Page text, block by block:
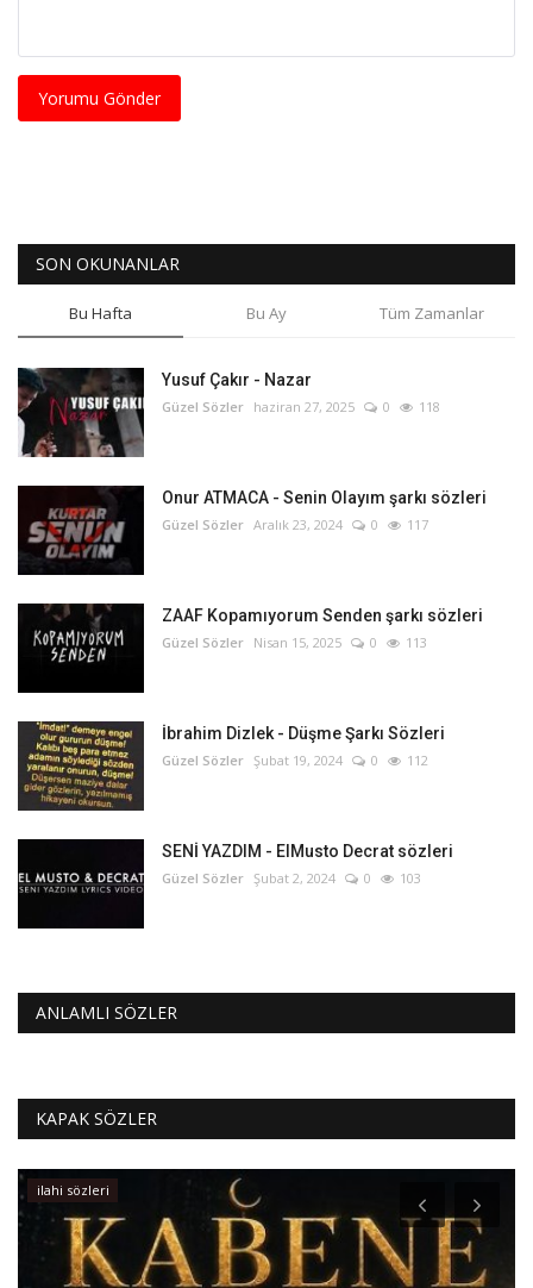
Yorumu Gönder
SON OKUNANLAR
Bu Hafta Bu Ay Tüm Zamanlar
Yusuf Çakır - Nazar
Güzel Sözler haziran 27, 2025 0 118
Onur ATMACA - Senin Olayım şarkı sözleri
Güzel Sözler Aralık 23, 2024 0 117
ZAAF Kopamıyorum Senden şarkı sözleri
Güzel Sözler Nisan 15, 2025 0 113
İbrahim Dizlek - Düşme Şarkı Sözleri
Güzel Sözler Şubat 19, 2024 0 112
SENİ YAZDIM - ElMusto Decrat sözleri
Güzel Sözler Şubat 2, 2024 0 103
ANLAMLI SÖZLER
KAPAK SÖZLER
ilahi sözleri